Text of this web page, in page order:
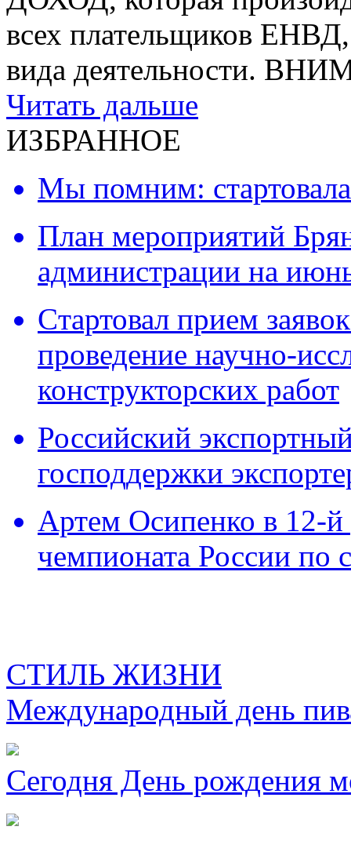
всех плательщиков
вида деятельности.
Читать дальше
ИЗБРАННОЕ
Мы помним:
План мероприятий
администрации на
Cтартовал прием
проведение научно-
конструкторских работ
Российский
господдержки
Артем Осипенко в 12-й
чемпионата России по
СТИЛЬ ЖИЗНИ
Международный день
Сегодня День рождения